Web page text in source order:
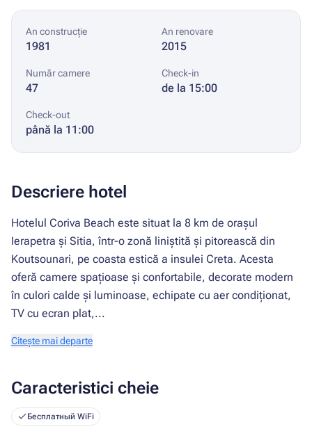
An construcție
1981
An renovare
2015
Număr camere
47
Check-in
de la 15:00
Check-out
până la 11:00
Descriere hotel
Hotelul Coriva Beach este situat la 8 km de orașul
Ierapetra și Sitia, într-o zonă liniștită și pitorească din
Koutsounari, pe coasta estică a insulei Creta. Acesta
oferă camere spațioase și confortabile, decorate modern
în culori calde și luminoase, echipate cu aer condiționat,
TV cu ecran plat,...
Citește mai departe
Caracteristici cheie
Бесплатный WiFi